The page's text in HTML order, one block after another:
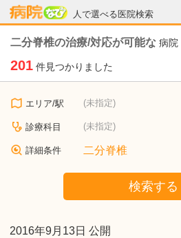
人で選べる医院検索
病院なび
二分脊椎の治療/対応が可能な 病院
201 件見つかりました
エリア/駅 (未指定)
診療科目 (未指定)
詳細条件 二分脊椎
検索する
2016年9月13日 公開